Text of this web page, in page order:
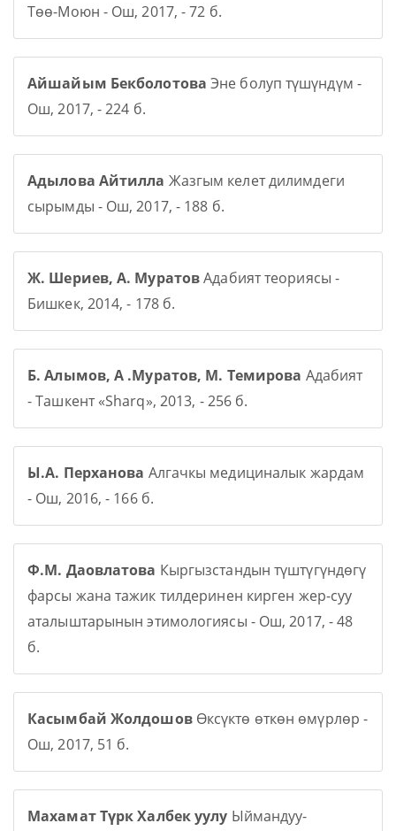
Төө-Моюн - Ош, 2017, - 72 б.
Айшайым Бекболотова Эне болуп түшүндүм -
Ош, 2017, - 224 б.
Адылова Айтилла Жазгым келет дилимдеги
сырымды - Ош, 2017, - 188 б.
Ж. Шериев, А. МуратовАдабият теориясы -
Бишкек, 2014, - 178 б.
Б. Алымов, А .Муратов, М. Темирова Адабият
- Ташкент «Sharq», 2013, - 256 б.
Ы.А. Перханова Алгачкы медициналык жардам
- Ош, 2016, - 166 б.
Ф.М. Даовлатова Кыргызстандын түштүгүндөгү
фарсы жана тажик тилдеринен кирген жер-суу
аталыштарынын этимологиясы - Ош, 2017, - 48
б.
Касымбай Жолдошов Өксүктө өткөн өмүрлөр -
Ош, 2017, 51 б.
Махамат Түрк Халбек уулу Ыймандуу-